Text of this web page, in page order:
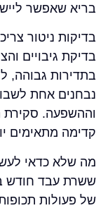
בריא שאפשר
בדיקות ניטור
בדיקת גיבויים
בתדירות גבוהה,
נבחנים אחת
וההשפעה. סקירת
קדימה מתאימים
מה שלא כדאי
ששרת עבד חודש
של פעולות